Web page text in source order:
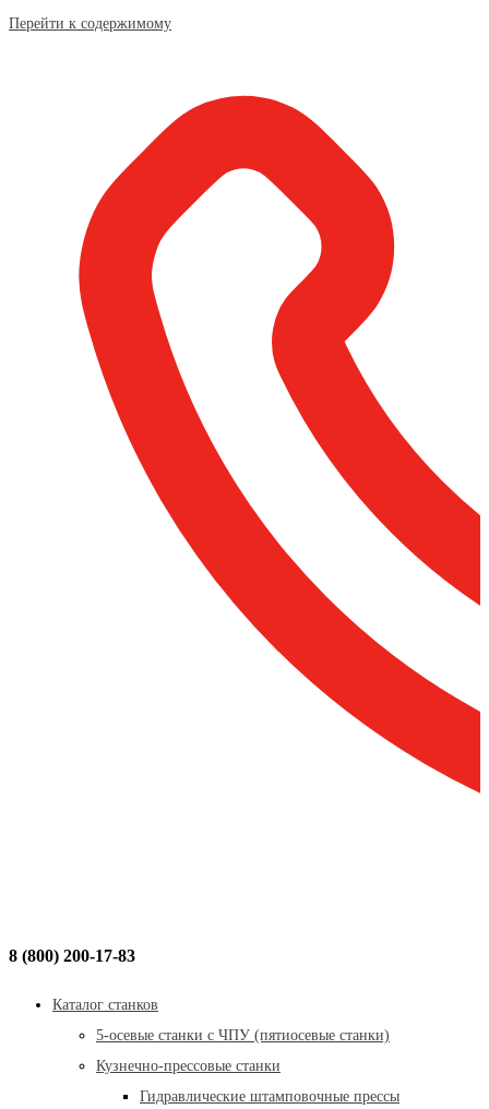
Перейти к содержимому
8 (800) 200-17-83
Каталог станков
5-осевые станки с ЧПУ (пятиосевые станки)
Кузнечно-прессовые станки
Гидравлические штамповочные прессы